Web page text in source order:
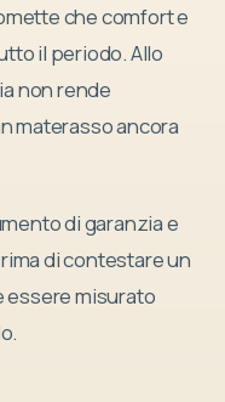
che comfort e
il periodo. Allo
non rende
materasso ancora
di garanzia e
di contestare un
essere misurato